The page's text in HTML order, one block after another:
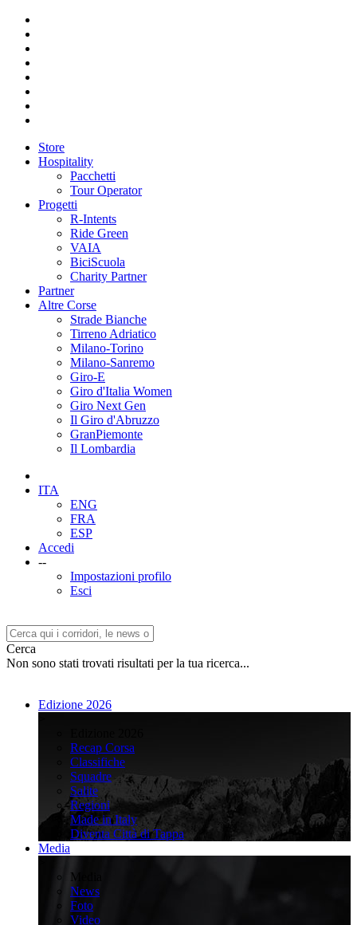
Store
Hospitality
Pacchetti
Tour Operator
Progetti
R-Intents
Ride Green
VAIA
BiciScuola
Charity Partner
Partner
Altre Corse
Strade Bianche
Tirreno Adriatico
Milano-Torino
Milano-Sanremo
Giro-E
Giro d'Italia Women
Giro Next Gen
Il Giro d'Abruzzo
GranPiemonte
Il Lombardia
ITA
ENG
FRA
ESP
Accedi
--
Impostazioni profilo
Esci
Cerca
Non sono stati trovati risultati per la tua ricerca...
Edizione 2026
Recap Corsa
Classifiche
Squadre
Salite
Regioni
Made in Italy
Diventa Città di Tappa
Media
Media
News
Foto
Video